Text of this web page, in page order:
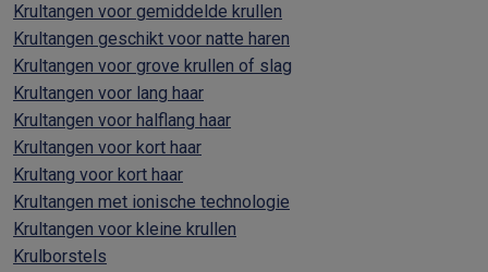
Krultangen voor gemiddelde krullen
Krultangen geschikt voor natte haren
Krultangen voor grove krullen of slag
Krultangen voor lang haar
Krultangen voor halflang haar
Krultangen voor kort haar
Krultang voor kort haar
Krultangen met ionische technologie
Krultangen voor kleine krullen
Krulborstels